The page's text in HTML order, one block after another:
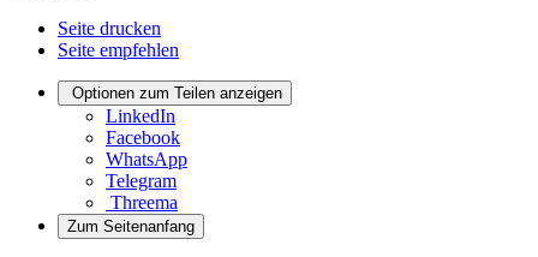
Seite drucken
Seite empfehlen
Optionen zum Teilen anzeigen
LinkedIn
Facebook
WhatsApp
Telegram
Threema
Zum Seitenanfang